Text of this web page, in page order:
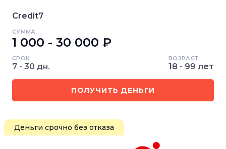
Credit7
СУММА
1 000 - 30 000 ₽
СРОК
7 - 30 дн.
ВОЗРАСТ
18 - 99 лет
ПОЛУЧИТЬ ДЕНЬГИ
Деньги срочно без отказа